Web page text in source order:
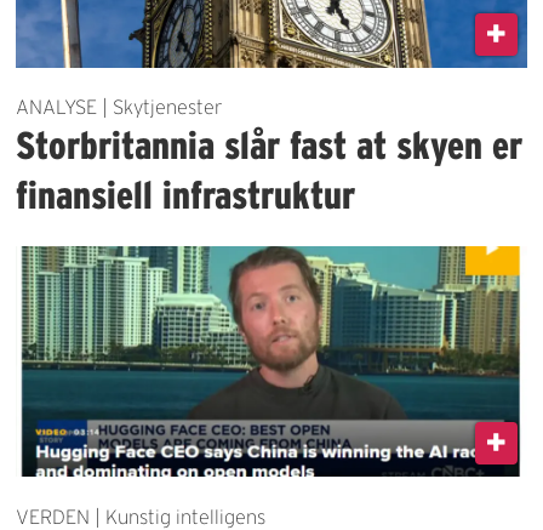
ANALYSE | Skytjenester
Storbritannia slår fast at skyen er
finansiell infrastruktur
VERDEN | Kunstig intelligens